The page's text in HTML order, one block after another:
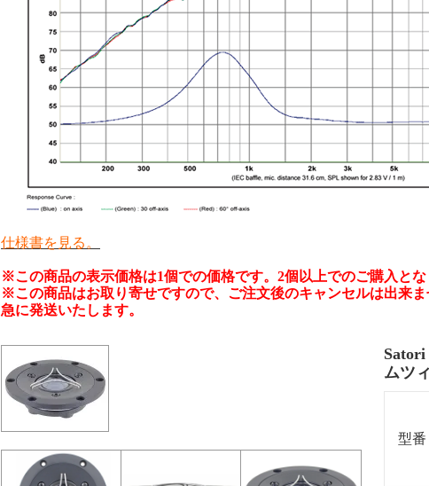
仕様書を見る。
※この商品の表示価格は1個での価格です。2個以上でのご購入とな
※この商品はお取り寄せですので、ご注文後のキャンセルは出来
急に発送いたします。
ムツ
型番